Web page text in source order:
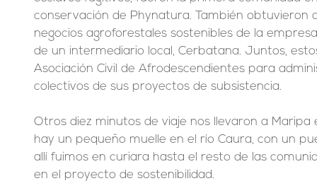
conservación de Phynatura. También obtuvieron
negocios agroforestales sostenibles de la
de un intermediario local, Cerbatana. Juntos,
Asociación Civil de Afrodescendientes para
colectivos de sus proyectos de subsistencia.
Otros diez minutos de viaje nos llevaron a Maripa
hay un pequeño muelle en el río Caura, con un
allí fuimos en curiara hasta el resto de las
en el proyecto de sostenibilidad.